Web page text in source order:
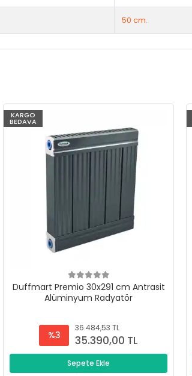
50 cm.
KARGO
BEDAVA
Duffmart Premio 30x291 cm Antrasit
Alüminyum Radyatör
%3
36.484,53 TL
35.390,00 TL
Sepete Ekle